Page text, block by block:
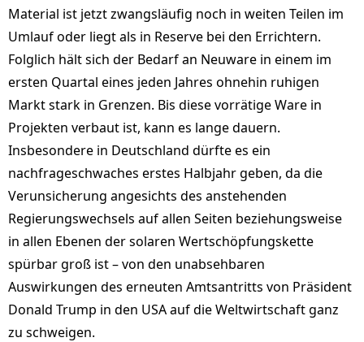
Material ist jetzt zwangsläufig noch in weiten Teilen im
Umlauf oder liegt als in Reserve bei den Errichtern.
Folglich hält sich der Bedarf an Neuware in einem im
ersten Quartal eines jeden Jahres ohnehin ruhigen
Markt stark in Grenzen. Bis diese vorrätige Ware in
Projekten verbaut ist, kann es lange dauern.
Insbesondere in Deutschland dürfte es ein
nachfrageschwaches erstes Halbjahr geben, da die
Verunsicherung angesichts des anstehenden
Regierungswechsels auf allen Seiten beziehungsweise
in allen Ebenen der solaren Wertschöpfungskette
spürbar groß ist – von den unabsehbaren
Auswirkungen des erneuten Amtsantritts von Präsident
Donald Trump in den USA auf die Weltwirtschaft ganz
zu schweigen.